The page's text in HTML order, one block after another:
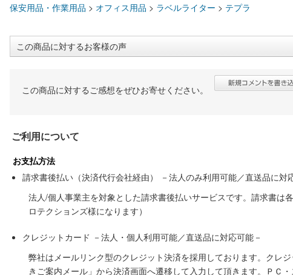
保安用品・作業用品 > オフィス用品 > ラベルライター > テプラ
この商品に対するお客様の声
この商品に対するご感想をぜひお寄せください。
ご利用について
お支払方法
請求書後払い（決済代行会社経由） －法人のみ利用可能／直送品に対
法人/個人事業主を対象とした請求書後払いサービスです。請求書
ロテクションズ様になります）
クレジットカード －法人・個人利用可能／直送品に対応可能－
弊社はメールリンク型のクレジット決済を採用しております。クレ
きご案内メール」から決済画面へ遷移して入力して頂きます。ＰＣ